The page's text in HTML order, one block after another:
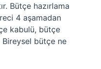
Bütçe hazırlama
4 aşamadan
kabulü, bütçe
bütçe ne